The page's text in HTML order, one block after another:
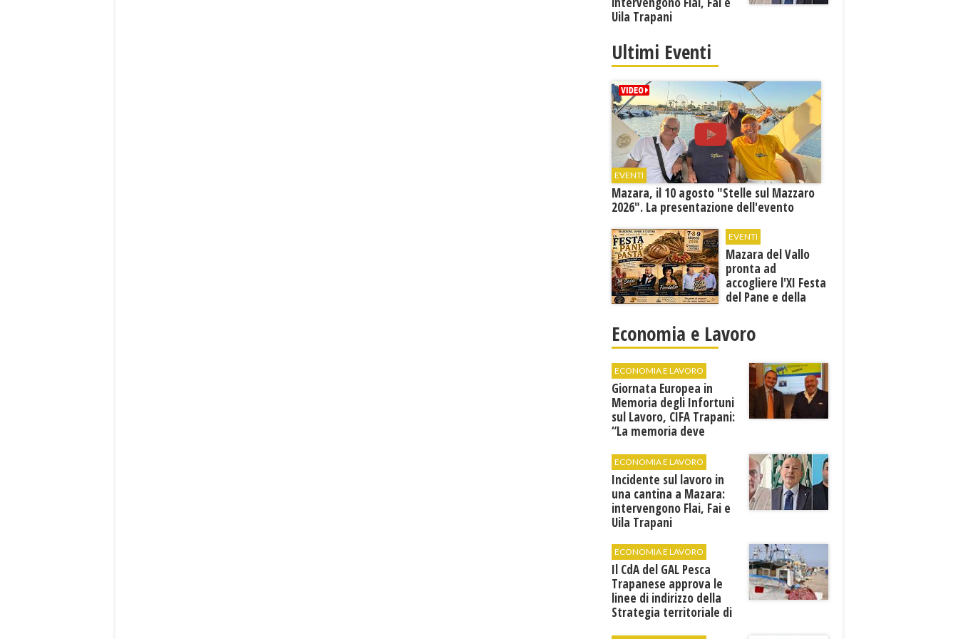
Uila Trapani
Ultimi Eventi
EVENTI
Mazara, il 10 agosto "Stelle sul Mazzaro
2026". La presentazione dell'evento
EVENTI
Mazara del Vallo
pronta ad
accogliere l'XI Festa
del Pane e della
Economia e Lavoro
ECONOMIA E LAVORO
Giornata Europea in
Memoria degli Infortuni
sul Lavoro, CIFA Trapani:
“La memoria deve
ECONOMIA E LAVORO
Incidente sul lavoro in
una cantina a Mazara:
intervengono Flai, Fai e
Uila Trapani
ECONOMIA E LAVORO
Il CdA del GAL Pesca
Trapanese approva le
linee di indirizzo della
Strategia territoriale di